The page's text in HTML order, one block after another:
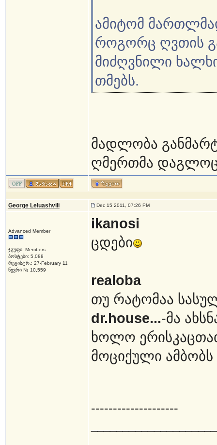
ამიტომ
როგორც ღვთის
მიძღვნილი
თმებს.
მადლობა
ღმერთმა
George Leluashvili Dec 15 2011, 07:26 PM
Advanced Member
ჯგუფი: Members
პოსტები: 5,088
რეგისტრ.: 27-February 11
წევრი № 10,559
ikanosi
ცდები
realoba
თუ რატომაა
dr.house...-მა
ხოლო
მოციქული
--------------------